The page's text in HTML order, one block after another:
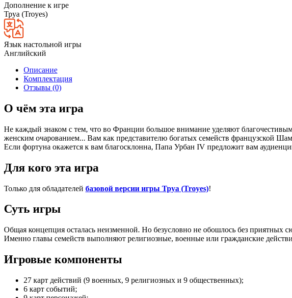
Дополнение к игре
Труа (Troyes)
Язык настольной игры
Английский
Описание
Комплектация
Отзывы (0)
О чём эта игра
Не каждый знаком с тем, что во Франции большое внимание уделяют
женским очарованием... Вам как представителю богатых семейств французской
Если фортуна окажется к вам благосклонна, Папа Урбан IV предложит вам
Для кого эта игра
Только для обладателей базовой версии игры Труа (Troyes)!
Суть игры
Общая концепция осталась неизменной. Но безусловно не обошлось без приятных
Именно главы семейств выполняют религиозные, военные или гражданские
Игровые компоненты
27 карт действий (9 военных, 9 религиозных и 9 общественных);
6 карт событий;